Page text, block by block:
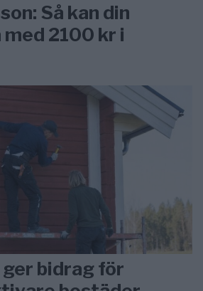
Så kan din
2100 kr i
bidrag för